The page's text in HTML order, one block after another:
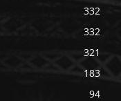
332
332
321
183
94